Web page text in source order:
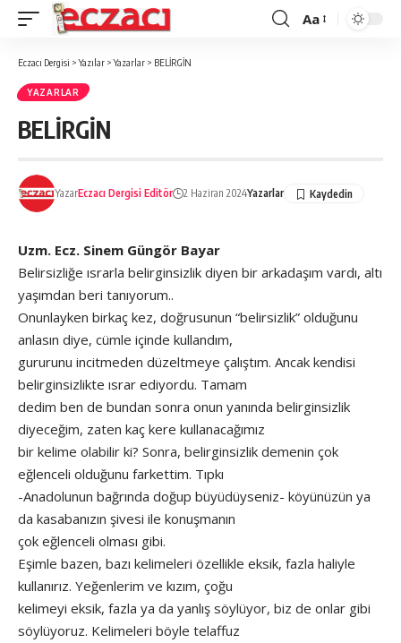
Font
Aa
Eczacı Dergisi >Yazılar >Yazarlar > BELİRGİN
YAZARLAR
BELİRGİN
YazarEczacı Dergisi Editör 2 Haziran 2024Yazarlar
Uzm. Ecz. Sinem Güngör Bayar
Belirsizliğe ısrarla belirginsizlik diyen bir arkadaşım vardı, altı
yaşımdan beri tanıyorum..
Onunlayken birkaç kez, doğrusunun “belirsizlik” olduğunu
anlasın diye, cümle içinde kullandım,
gururunu incitmeden düzeltmeye çalıştım. Ancak kendisi
belirginsizlikte ısrar ediyordu. Tamam
dedim ben de bundan sonra onun yanında belirginsizlik
diyeceğim, zaten kaç kere kullanacağımız
bir kelime olabilir ki? Sonra, belirginsizlik demenin çok
eğlenceli olduğunu farkettim. Tıpkı
-Anadolunun bağrında doğup büyüdüyseniz- köyünüzün ya
da kasabanızın şivesi ile konuşmanın
çok eğlenceli olması gibi.
Eşimle bazen, bazı kelimeleri özellikle eksik, fazla haliyle
kullanırız. Yeğenlerim ve kızım, çoğu
kelimeyi eksik, fazla ya da yanlış söylüyor, biz de onlar gibi
söylüyoruz. Kelimeleri böyle telaffuz